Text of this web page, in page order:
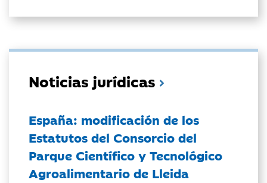
Noticias jurídicas
España: modificación de los
Estatutos del Consorcio del
Parque Científico y Tecnológico
Agroalimentario de Lleida